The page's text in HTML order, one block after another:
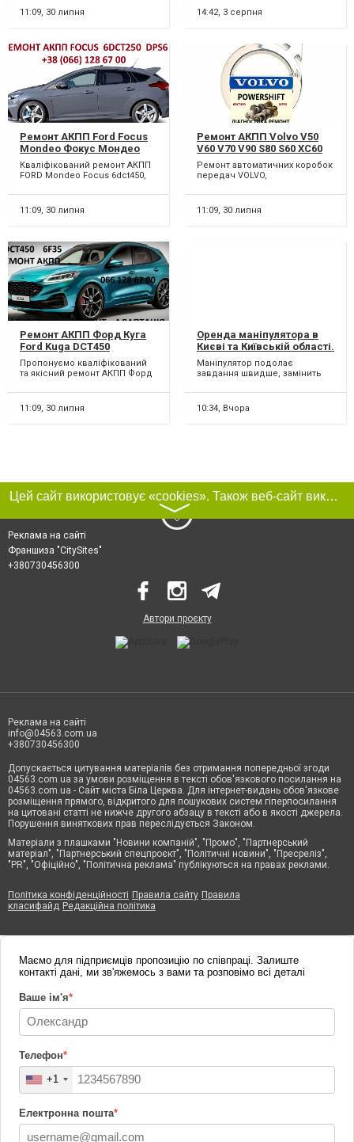
11:09, 30 липня
14:42, 3 серпня
Ремонт АКПП Ford Focus
Mondeo Фокус Мондео
Fiesta MPS DPS # FV4R-
7000-AB # 1884971 1794979
Кваліфікований ремонт АКПП
FORD Mondeo Focus 6dct450,
БЮДЖЕТНИЙ ремонт АКПП...
11:09, 30 липня
Ремонт АКПП Volvo V50
V60 V70 V90 S80 S60 XC60
XC70 XC90 Aisin AW55-51#
36001817, 36000662,
Ремонт автоматичних коробок
передач VOLVO,
AW55-50,TF80SC, 6DCT451. М...
11:09, 30 липня
Ремонт АКПП Форд Куга
Ford Kuga DCT450
гарантійний та
бюджетний # CV6R7000AC
2102713, 2258296, 2246368,
2258375, 1814154,2070508,
Пропонуємо кваліфікований
та якісний ремонт АКПП Форд
БЮДЖЕТНИЙ ремо...
11:09, 30 липня
Оренда маніпулятора в
Києві та Київській області.
Маніпулятор подолає
завдання швидше, замінить
автомобіля з краном і
відповідно за...
10:34, Вчора
Цей сайт використовує «cookies». Також веб-сайт використовує інтернет-сервіс для збору технічних даних стосовно відвідувачів з метою отримання маркетингової та статистичної інформації. Умови обробки даних відвідувачів сайту див.
〉
Реклама на сайті
Франшиза "CitySites"
+380730456300
Автори проєкту
Реклама на сайті
info@04563.com.ua
+380730456300
Допускається цитування матеріалів без отримання попередньої згоди
04563.com.ua за умови розміщення в тексті обов'язкового посилання на
04563.com.ua - Сайт міста Біла Церква. Для інтернет-видань обов'язкове
розміщення прямого, відкритого для пошукових систем гіперпосилання
на цитовані статті не нижче другого абзацу в тексті або в якості джерела.
Порушення виняткових прав переслідується Законом.
Матеріали з плашками "Новини компаній", "Промо", "Партнерський
матеріал", "Партнерський спецпроєкт", "Політичні новини", "Пресреліз",
"PR", "Офіційно", "Політична реклама" публікуються на правах реклами.
Політика конфіденційності Правила сайту Правила
класифайд Редакційна політика
Маємо для підприємців пропозицію по співпраці. Залиште
контакті дані, ми зв'яжемось з вами та розповімо всі деталі
Ваше ім'я*
Телефон*
+1
Електронна пошта*